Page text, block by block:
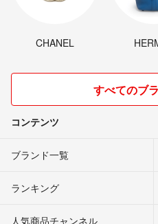
CHANEL
すべてのブ
コンテンツ
ブランド一覧
ランキング
人気商品チャンネル